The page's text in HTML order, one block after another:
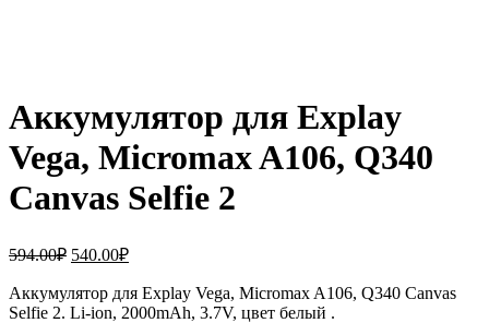
Аккумулятор для Explay
Vega, Micromax A106, Q340
Canvas Selfie 2
594.00₽ Первоначальная
составляла
594.00₽.
540.00₽Текущая
540.00₽.
Аккумулятор для Explay Vega, Micromax A106, Q340 Canvas
Selfie 2. Li-ion, 2000mAh, 3.7V, цвет белый .